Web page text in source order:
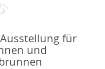
für
und